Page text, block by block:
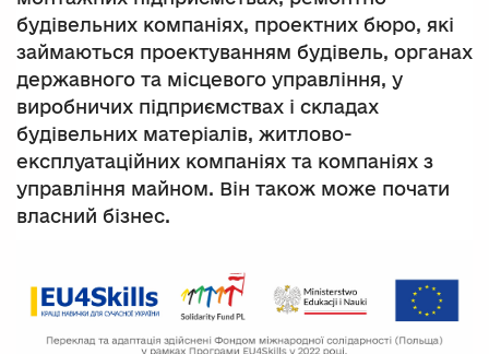
будівельних компаніях, проектних бюро, які
займаються проектуванням будівель, органах
державного та місцевого управління, у
виробничих підприємствах і складах
будівельних матеріалів, житлово-
експлуатаційних компаніях та компаніях з
управління майном. Він також може почати
власний бізнес.